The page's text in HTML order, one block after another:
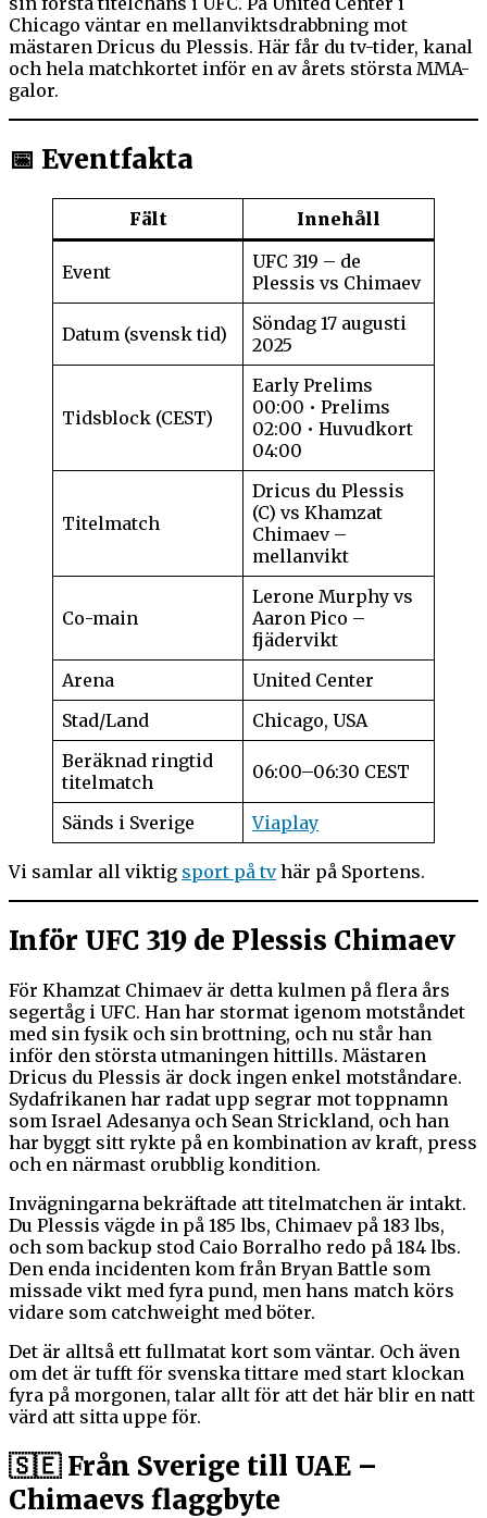
Chicago väntar en mellanviktsdrabbning mot
mästaren Dricus du Plessis. Här får du tv-tider, kanal
och hela matchkortet inför en av årets största MMA-
galor.
📅 Eventfakta
Fält Innehåll
Event
UFC 319 – de
Plessis vs Chimaev
Datum (svensk tid)
Söndag 17 augusti
2025
Tidsblock (CEST)
Early Prelims
00:00 • Prelims
02:00 • Huvudkort
04:00
Titelmatch
Dricus du Plessis
(C) vs Khamzat
Chimaev –
mellanvikt
Co-main
Lerone Murphy vs
Aaron Pico –
fjädervikt
Arena
United Center
Stad/Land
Chicago, USA
Beräknad ringtid
titelmatch
06:00–06:30 CEST
Sänds i Sverige Viaplay
Vi samlar all viktig sport på tvhär på Sportens.
Inför UFC 319 de Plessis Chimaev
För Khamzat Chimaev är detta kulmen på flera års
segertåg i UFC. Han har stormat igenom motståndet
med sin fysik och sin brottning, och nu står han
inför den största utmaningen hittills. Mästaren
Dricus du Plessis är dock ingen enkel motståndare.
Sydafrikanen har radat upp segrar mot toppnamn
som Israel Adesanya och Sean Strickland, och han
har byggt sitt rykte på en kombination av kraft, press
och en närmast orubblig kondition.
Invägningarna bekräftade att titelmatchen är intakt.
Du Plessis vägde in på 185 lbs, Chimaev på 183 lbs,
och som backup stod Caio Borralho redo på 184 lbs.
Den enda incidenten kom från Bryan Battle som
missade vikt med fyra pund, men hans match körs
vidare som catchweight med böter.
Det är alltså ett fullmatat kort som väntar. Och även
om det är tufft för svenska tittare med start klockan
fyra på morgonen, talar allt för att det här blir en natt
värd att sitta uppe för.
🇸🇪 Från Sverige till UAE –
Chimaevs flaggbyte